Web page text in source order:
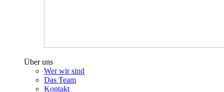
Über uns
Wer wir sind
Das Team
Kontakt